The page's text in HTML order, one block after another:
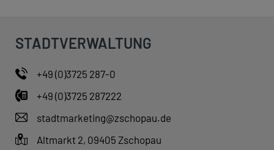
STADTVERWALTUNG
+49 (0)3725 287-0
+49 (0)3725 287222
stadtmarketing@zschopau.de
Altmarkt 2, 09405 Zschopau